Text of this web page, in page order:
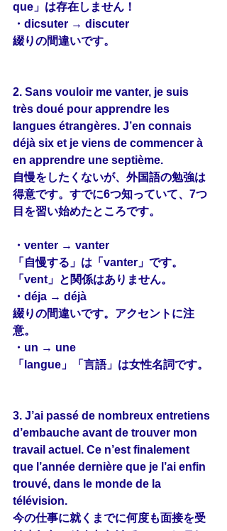
que」は存在しません！
・dicsuter → discuter
綴りの間違いです。
2. Sans vouloir me vanter, je suis
très doué pour apprendre les
langues étrangères. J’en connais
déjà six et je viens de commencer à
en apprendre une septième.
自慢をしたくないが、外国語の勉強は
得意です。すでに6つ知っていて、7つ
目を習い始めたところです。
・venter → vanter
「自慢する」は「vanter」です。
「vent」と関係はありません。
・déja → déjà
綴りの間違いです。アクセントに注
意。
・un → une
「langue」「言語」は女性名詞です。
3. J’ai passé de nombreux entretiens
d’embauche avant de trouver mon
travail actuel. Ce n’est finalement
que l’année dernière que je l’ai enfin
trouvé, dans le monde de la
télévision.
今の仕事に就くまでに何度も面接を受